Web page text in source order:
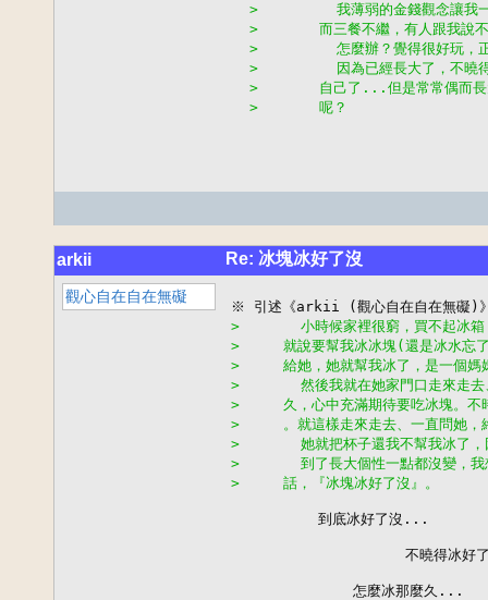
>         我薄弱的金錢觀念讓我一
>       而三餐不繼，有人跟我說
>         怎麼辦？覺得很好玩，
>         因為已經長大了，不曉得
>       自己了...但是常常偶而長
>       呢？
arkii Re: 冰塊冰好了沒
觀心自在自在無礙
>       小時候家裡很窮，買不起冰箱
>     就說要幫我冰冰塊(還是冰水忘
>     給她，她就幫我冰了，是一個媽
>       然後我就在她家門口走來走去
>     久，心中充滿期待要吃冰塊。不
>     。就這樣走來走去、一直問
>       她就把杯子還我不幫我冰了
>       到了長大個性一點都沒變，我
>     話，『冰塊冰好了沒』。
          到底冰好了沒...
不曉得冰好
              怎麼冰那麼久...